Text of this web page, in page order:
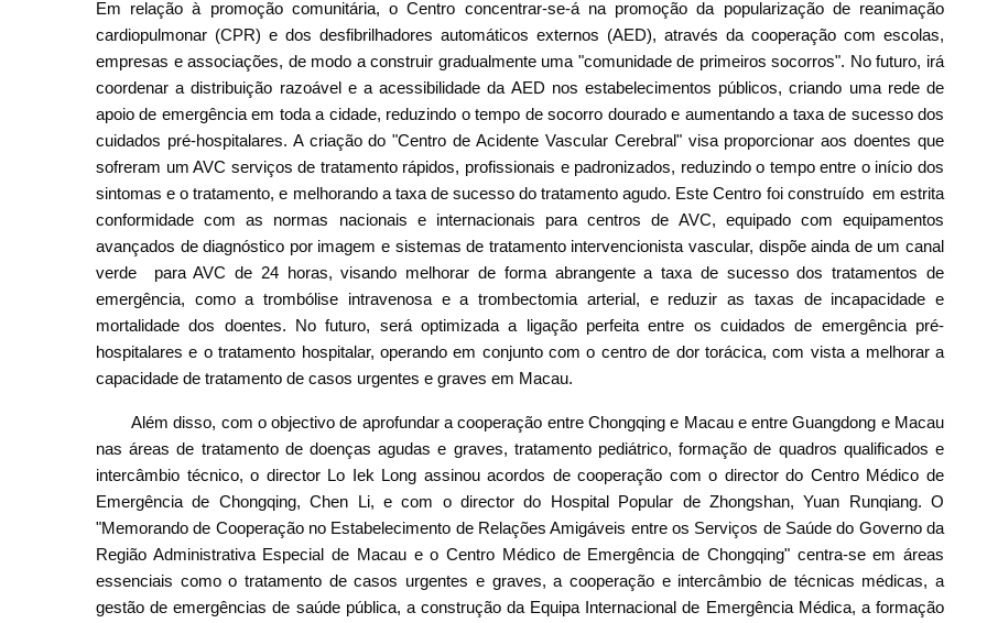
Em relação à promoção comunitária, o Centro concentrar-se-á na promoção da popularização de reanimação
cardiopulmonar (CPR) e dos desfibrilhadores automáticos externos (AED), através da cooperação com escolas,
empresas e associações, de modo a construir gradualmente uma "comunidade de primeiros socorros". No futuro, irá
coordenar a distribuição razoável e a acessibilidade da AED nos estabelecimentos públicos, criando uma rede de
apoio de emergência em toda a cidade, reduzindo o tempo de socorro dourado e aumentando a taxa de sucesso dos
cuidados pré-hospitalares. A criação do "Centro de Acidente Vascular Cerebral" visa proporcionar aos doentes que
sofreram um AVC serviços de tratamento rápidos, profissionais e padronizados, reduzindo o tempo entre o início dos
sintomas e o tratamento, e melhorando a taxa de sucesso do tratamento agudo. Este Centro foi construído em estrita
conformidade com as normas nacionais e internacionais para centros de AVC, equipado com equipamentos
avançados de diagnóstico por imagem e sistemas de tratamento intervencionista vascular, dispõe ainda de um canal
verde para AVC de 24 horas, visando melhorar de forma abrangente a taxa de sucesso dos tratamentos de
emergência, como a trombólise intravenosa e a trombectomia arterial, e reduzir as taxas de incapacidade e
mortalidade dos doentes. No futuro, será optimizada a ligação perfeita entre os cuidados de emergência pré-
hospitalares e o tratamento hospitalar, operando em conjunto com o centro de dor torácica, com vista a melhorar a
capacidade de tratamento de casos urgentes e graves em Macau.
Além disso, com o objectivo de aprofundar a cooperação entre Chongqing e Macau e entre Guangdong e Macau
nas áreas de tratamento de doenças agudas e graves, tratamento pediátrico, formação de quadros qualificados e
intercâmbio técnico, o director Lo Iek Long assinou acordos de cooperação com o director do Centro Médico de
Emergência de Chongqing, Chen Li, e com o director do Hospital Popular de Zhongshan, Yuan Runqiang. O
"Memorando de Cooperação no Estabelecimento de Relações Amigáveis entre os Serviços de Saúde do Governo da
Região Administrativa Especial de Macau e o Centro Médico de Emergência de Chongqing" centra-se em áreas
essenciais como o tratamento de casos urgentes e graves, a cooperação e intercâmbio de técnicas médicas, a
gestão de emergências de saúde pública, a construção da Equipa Internacional de Emergência Médica, a formação